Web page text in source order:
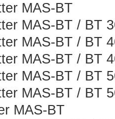
MAS-BT
MAS-BT / BT
MAS-BT / BT
MAS-BT / BT
MAS-BT / BT
MAS-BT / BT
MAS-BT